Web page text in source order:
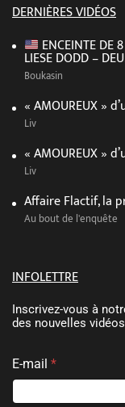
DERNIÈRES VIDÉOS
ENCEINTE DE
LIESE DODD –
Boukasin
« AMOUREUX »
Liv
« AMOUREUX »
Liv
Affaire Flactif, la
Au bout de l'enquête
INFOLETTRE
Inscrivez-vous à
des nouvelles
E
-
a
*
E
m
E-mail *